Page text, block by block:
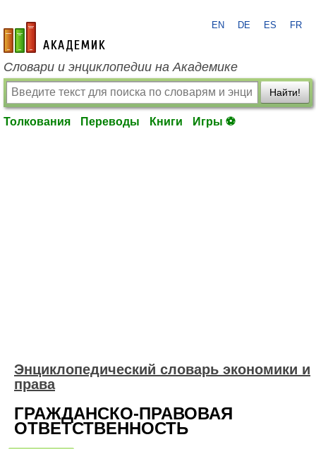
academic.ru
EN DE ES FR
Словари и энциклопедии на Академике
Найти!
Толкования Переводы Книги Игры ⚽
Энциклопедический словарь экономики и
права
ГРАЖДАНСКО-ПРАВОВАЯ
ОТВЕТСТВЕННОСТЬ